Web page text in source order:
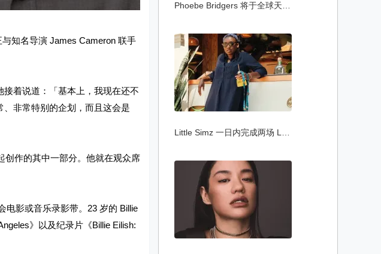
知名导演 James Cameron 联手
着说道：「基本上，我现在还不
非常特别的企划，而且这会是
创作的其中一部分。他就在观众席
电影或音乐录影带。23 岁的 Billie
》以及纪录片《Billie Eilish: